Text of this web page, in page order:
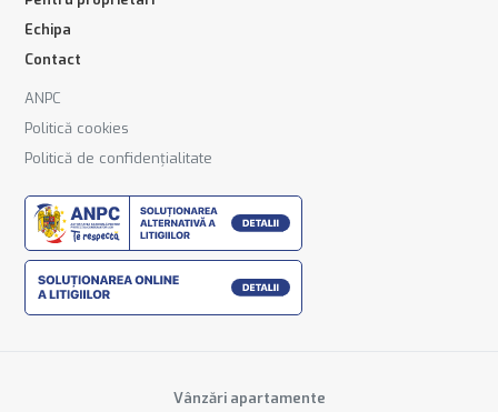
Echipa
Contact
ANPC
Politică cookies
Politică de confidențialitate
Vânzări apartamente